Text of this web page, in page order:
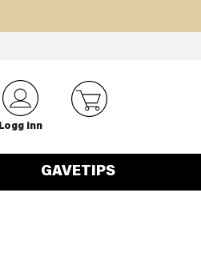
Logg inn
GAVETIPS